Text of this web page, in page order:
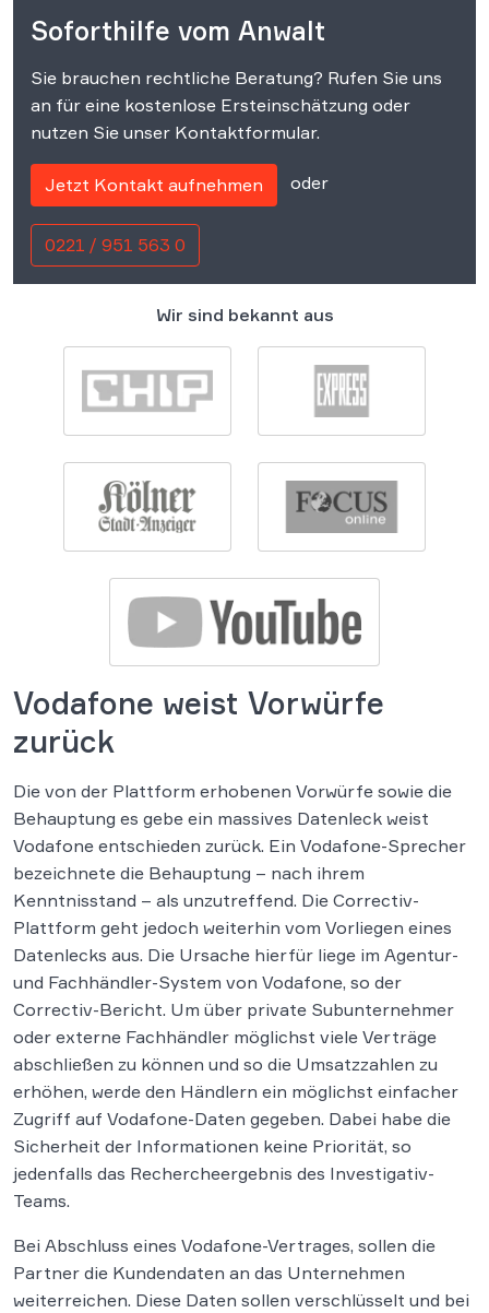
Soforthilfe vom Anwalt
Sie brauchen rechtliche Beratung? Rufen Sie uns
an für eine kostenlose Ersteinschätzung oder
nutzen Sie unser Kontaktformular.
Jetzt Kontakt aufnehmen oder
0221 / 951 563 0
Wir sind bekannt aus
Vodafone weist Vorwürfe
zurück
Die von der Plattform erhobenen Vorwürfe sowie die
Behauptung es gebe ein massives Datenleck weist
Vodafone entschieden zurück. Ein Vodafone-Sprecher
bezeichnete die Behauptung – nach ihrem
Kenntnisstand – als unzutreffend. Die Correctiv-
Plattform geht jedoch weiterhin vom Vorliegen eines
Datenlecks aus. Die Ursache hierfür liege im Agentur-
und Fachhändler-System von Vodafone, so der
Correctiv-Bericht. Um über private Subunternehmer
oder externe Fachhändler möglichst viele Verträge
abschließen zu können und so die Umsatzzahlen zu
erhöhen, werde den Händlern ein möglichst einfacher
Zugriff auf Vodafone-Daten gegeben. Dabei habe die
Sicherheit der Informationen keine Priorität, so
jedenfalls das Rechercheergebnis des Investigativ-
Teams.
Bei Abschluss eines Vodafone-Vertrages, sollen die
Partner die Kundendaten an das Unternehmen
weiterreichen. Diese Daten sollen verschlüsselt und bei